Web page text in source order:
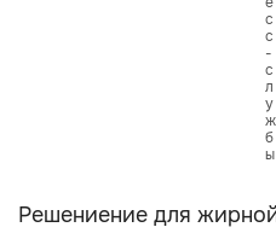
с
с
-
с
л
у
ж
б
ы
Решениение для